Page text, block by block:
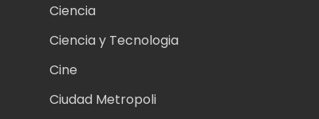
Ciencia
Ciencia y Tecnologia
Cine
Ciudad Metropoli